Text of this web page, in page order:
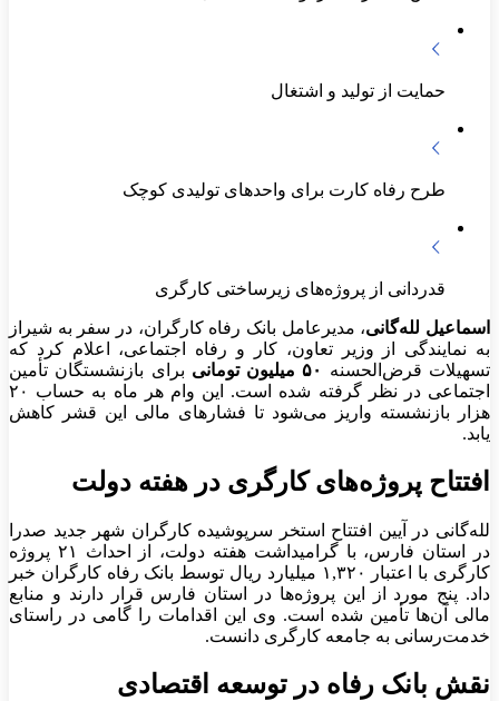
حمایت از تولید و اشتغال
طرح رفاه کارت برای واحدهای تولیدی کوچک
قدردانی از پروژه‌های زیرساختی کارگری
اسماعیل لله‌گانی، مدیرعامل بانک رفاه کارگران، در سفر به شیراز
به نمایندگی از وزیر تعاون، کار و رفاه اجتماعی، اعلام کرد که
تسهیلات قرض‌الحسنه
۵۰ میلیون تومانی
برای بازنشستگان تأمین
اجتماعی در نظر گرفته شده است. این وام هر ماه به حساب ۲۰
هزار بازنشسته واریز می‌شود تا فشارهای مالی این قشر کاهش
یابد.
افتتاح پروژه‌های کارگری در هفته دولت
لله‌گانی در آیین افتتاح استخر سرپوشیده کارگران شهر جدید صدرا
در استان فارس، با گرامیداشت هفته دولت، از احداث ۲۱ پروژه
کارگری با اعتبار ۱,۳۲۰ میلیارد ریال توسط بانک رفاه کارگران خبر
داد. پنج مورد از این پروژه‌ها در استان فارس قرار دارند و منابع
مالی آن‌ها تأمین شده است. وی این اقدامات را گامی در راستای
خدمت‌رسانی به جامعه کارگری دانست.
نقش بانک رفاه در توسعه اقتصادی